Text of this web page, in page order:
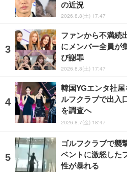
の近況
2026.8.8(土) 17:47
ファンから不満続
にメンバー全員が
び謝罪
2026.8.8(土) 17:47
韓国YGエンタ社
ルフクラブで出入
を調査へ
2026.8.7(金) 18:47
ゴルフクラブで襲
ベントに激怒した
性が暴れる